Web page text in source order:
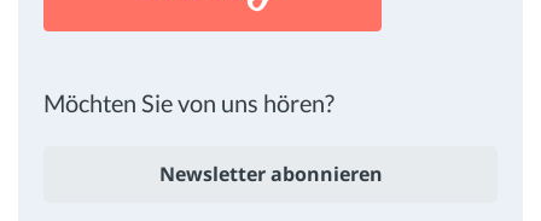
Möchten Sie von uns hören?
Newsletter abonnieren